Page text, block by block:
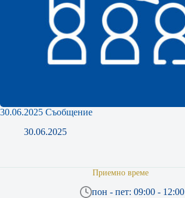
30.06.2025 Съобщение
30.06.2025
Приемно време
пон - пет: 09:00 - 12:00